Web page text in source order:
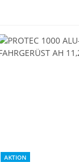
AKTION